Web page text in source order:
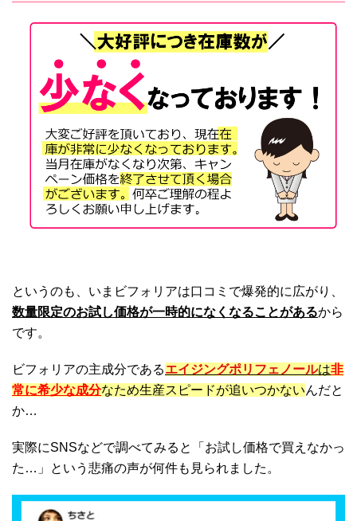
というのも、いまビフォリアは口コミで爆発的に広がり、
数量限定のお試し価格が一時的になくなることがあるから
です。
ビフォリアの主成分であるエイジングポリフェノールは非
常に希少な成分なため生産スピードが追いつかないんだと
か…
実際にSNSなどで調べてみると「お試し価格で買えなかっ
た…」という悲痛の声が何件も見られました。